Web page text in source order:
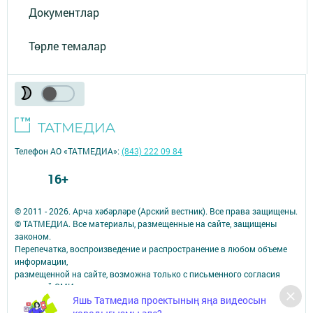
Документлар
Төрле темалар
Яшь Татмедиа проектының яңа видеосын
© 2011 - 2026. Арча хәбәрләре (Арский вестник). Все права защищены.
© ТАТМЕДИА. Все материалы, размещенные на сайте, защищены
законом.
Перепечатка, воспроизведение и распространение в любом объеме
информации,
размещенной на сайте, возможна только с письменного согласия
редакций СМИ.
При поддержке Республиканского агентства по печати и массовым
Телефон АО «ТАТМЕДИА»:(843) 222 09 84
16+